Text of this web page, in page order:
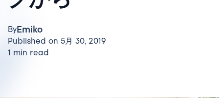
ByEmiko
Published on 5月 30, 2019
1 min read